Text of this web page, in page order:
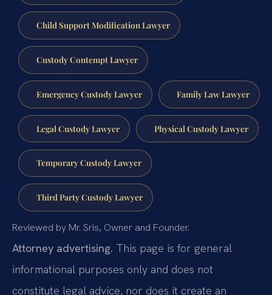
Child Support Modification Lawyer
Custody Contempt Lawyer
Emergency Custody Lawyer Family Law Lawyer
Legal Custody Lawyer Physical Custody Lawyer
Temporary Custody Lawyer
Third Party Custody Lawyer
Reviewed by Mr. Sris, Owner and Founder.
Attorney advertising. This page is for general
informational purposes only and does not
constitute legal advice, nor does it create an